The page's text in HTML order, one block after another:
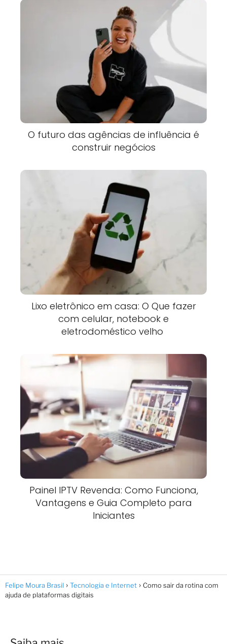
O futuro das agências de influência é
construir negócios
Lixo eletrônico em casa: O Que fazer
com celular, notebook e
eletrodoméstico velho
Painel IPTV Revenda: Como Funciona,
Vantagens e Guia Completo para
Iniciantes
Felipe Moura Brasil Tecnologia e Internet
Como sair da rotina com
ajuda de plataformas digitais